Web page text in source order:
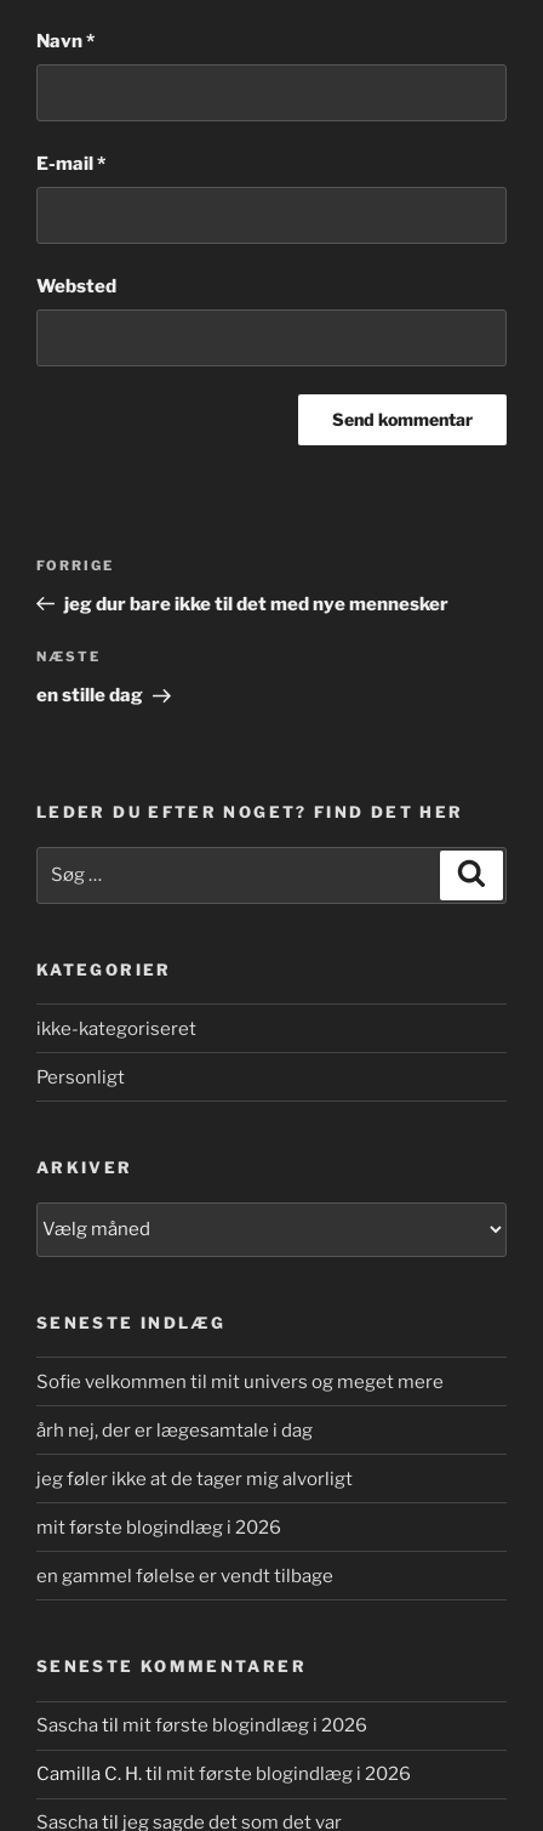
Navn*
E-mail*
Websted
Forrige
indlæg
FORRIGE
jeg dur bare ikke til det med nye mennesker
Næste
indlæg
NÆSTE
en stille dag
LEDER DU EFTER NOGET? FIND DET HER
efter:
KATEGORIER
ikke-kategoriseret
Personligt
ARKIVER
SENESTE INDLÆG
Sofie velkommen til mit univers og meget mere
årh nej, der er lægesamtale i dag
jeg føler ikke at de tager mig alvorligt
mit første blogindlæg i 2026
en gammel følelse er vendt tilbage
SENESTE KOMMENTARER
Saschatil mit første blogindlæg i 2026
Camilla C. H.til mit første blogindlæg i 2026
Saschatil jeg sagde det som det var